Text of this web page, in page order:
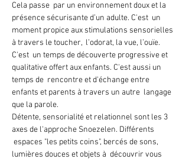
Cela passe  par un environnement doux et la
présence sécurisante d’un adulte. C'est  un
moment propice aux stimulations sensorielles
à travers le toucher,  l’odorat, la vue, l’ouïe.
C'est  un temps de découverte progressive et
qualitative offert aux enfants. C'est aussi un
temps de  rencontre et d'échange entre
enfants et parents à travers un autre  langage
que la parole.
Détente, sensorialité et relationnel sont les 3
axes de l'approche Snoezelen. Différents
espaces "les petits coins", bercés de sons,
lumières douces et objets à  découvrir vous